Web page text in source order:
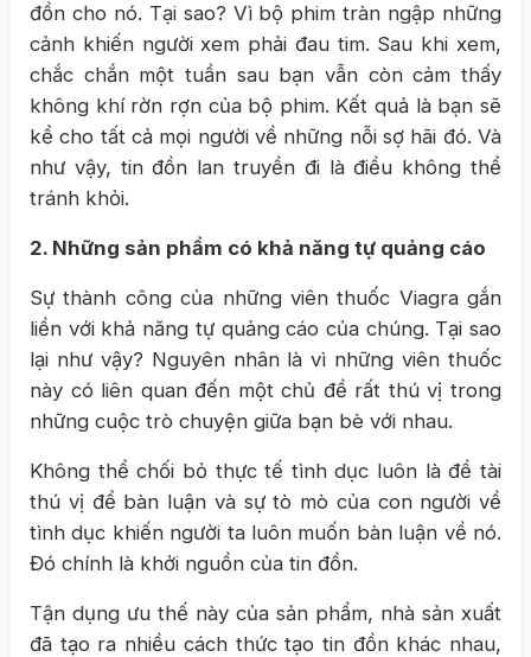
đồn cho nó. Tại sao? Vì bộ phim tràn ngập những
cảnh khiến người xem phải đau tim. Sau khi xem,
chắc chắn một tuần sau bạn vẫn còn cảm thấy
không khí rờn rợn của bộ phim. Kết quả là bạn sẽ
kể cho tất cả mọi người về những nỗi sợ hãi đó. Và
như vậy, tin đồn lan truyền đi là điều không thể
tránh khỏi.
2. Những sản phẩm có khả năng tự quảng cáo
Sự thành công của những viên thuốc Viagra gắn
liền với khả năng tự quảng cáo của chúng. Tại sao
lại như vậy? Nguyên nhân là vì những viên thuốc
này có liên quan đến một chủ đề rất thú vị trong
những cuộc trò chuyện giữa bạn bè với nhau.
Không thể chối bỏ thực tế tình dục luôn là đề tài
thú vị để bàn luận và sự tò mò của con người về
tình dục khiến người ta luôn muốn bàn luận về nó.
Đó chính là khởi nguồn của tin đồn.
Tận dụng ưu thế này của sản phẩm, nhà sản xuất
đã tạo ra nhiều cách thức tạo tin đồn khác nhau,